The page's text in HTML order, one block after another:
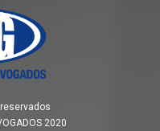
2020